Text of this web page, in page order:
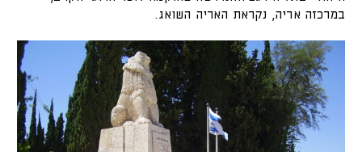
במרכזה אריה, נקראת האריה השואג.